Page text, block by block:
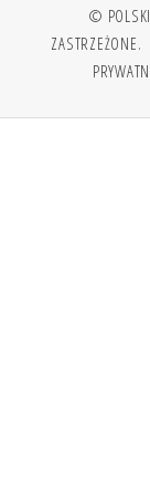
©
ZASTRZEŻONE.